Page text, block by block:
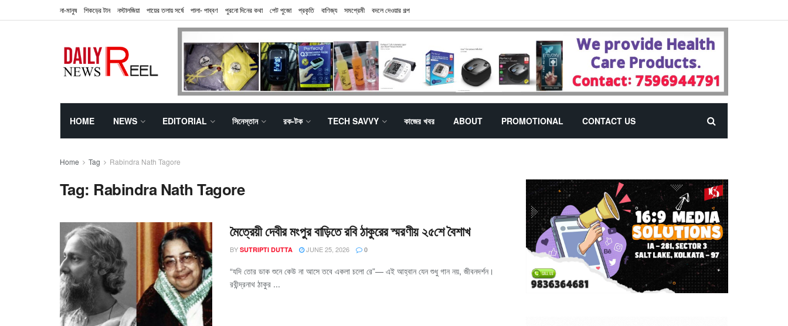
না-মানুষ শিকড়ের টান নস্টালজিয়া পায়ের তলায় সর্ষে পালা- পাব্বণ পুরনো দিনের কথা পেট পুজো প্রকৃতি বাণিজ্য সমপ্রেমী বদলে দেওয়ার গল্প
HOME NEWS EDITORIAL সিনেস্তান রক-টক TECH SAVVY কাজের খবর ABOUT PROMOTIONAL CONTACT US
Home Tag Rabindra Nath Tagore
Tag: Rabindra Nath Tagore
মৈত্রেয়ী দেবীর মংপুর বাড়িতে রবি ঠাকুরের স্মরণীয় ২৫শে বৈশাখ
BY SUTRIPTI DUTTA JUNE 25, 2026 0
“যদি তোর ডাক শুনে কেউ না আসে তবে একলা চলো রে”― এই আহ্বান যেন শুধু গান নয়, জীবনদর্শন।
রবীন্দ্রনাথ ঠাকুর ...